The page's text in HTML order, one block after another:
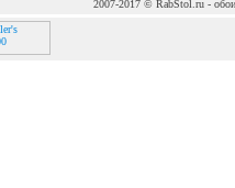
2007-2017 © RabStol.ru - обои